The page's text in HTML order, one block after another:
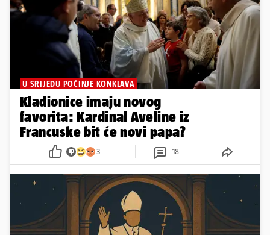
U SRIJEDU POČINJE KONKLAVA
Kladionice imaju novog
favorita: Kardinal Aveline iz
Francuske bit će novi papa?
3 18